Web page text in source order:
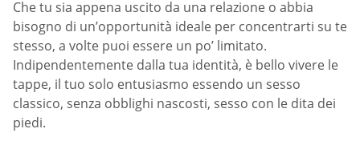
Che tu sia appena uscito da una relazione o abbia
bisogno di un’opportunità ideale per concentrarti su te
stesso, a volte puoi essere un po’ limitato.
Indipendentemente dalla tua identità, è bello vivere le
tappe, il tuo solo entusiasmo essendo un sesso
classico, senza obblighi nascosti, sesso con le dita dei
piedi.